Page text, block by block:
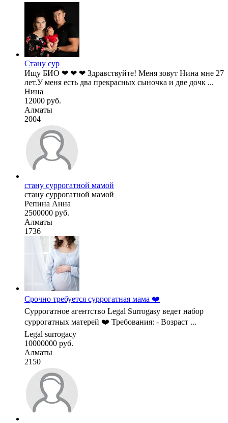
Стану сур
Ищу БИО ❤ ❤ ❤ Здравствуйте! Меня зовут Нина мне 27
лет.У меня есть два прекрасных сыночка и две дочк ...
Нина
12000 руб.
Алматы
2004
стану суррогатной мамой
стану суррогатной мамой
Репина Анна
2500000 руб.
Алматы
1736
Срочно требуется суррогатная мама ❤️
Суррогатное агентство Legal Surrogasy ведет набор
суррогатных матерей ❤️ Требования: - Возраст ...
Legal surrogacy
10000000 руб.
Алматы
2150